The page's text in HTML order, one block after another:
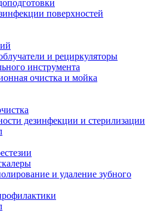
поверхностей
и рециркуляторы
инструмента
очистка и мойка
дезинфекции и стерилизации
и удаление зубного